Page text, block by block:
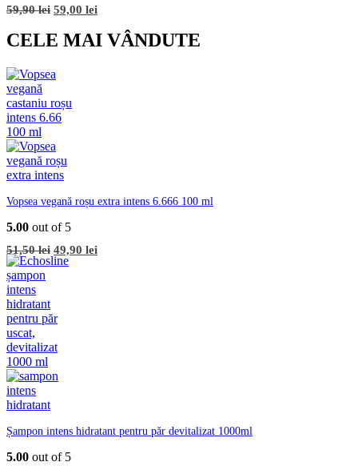
59,90lei Prețul
inițial
a
fost:
59,00 leiPrețul
curent
este:
59,00 lei.
CELE MAI VÂNDUTE
Vopsea vegană roșu extra intens 6.666 100 ml
5.00 out of 5
51,50lei Prețul
inițial
49,90 leiPrețul
curent
Șampon intens hidratant pentru păr devitalizat 1000ml
5.00 out of 5